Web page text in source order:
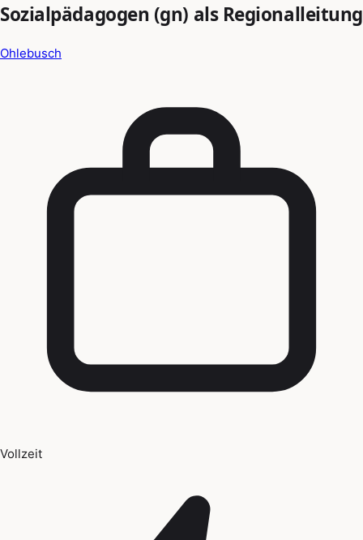
Sozialpädagogen (gn) als Regionalleitung
Ohlebusch
Vollzeit